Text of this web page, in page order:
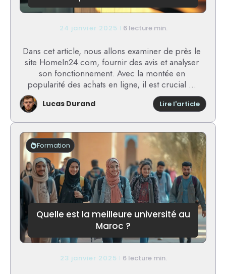
24 janvier 2025 6 lecture min.
Dans cet article, nous allons examiner de près le
site HomeIn24.com, fournir des avis et analyser
son fonctionnement. Avec la montée en
popularité des achats en ligne, il est crucial ...
Lucas Durand Lire l'article:
Avis
sur
:
une
pour
votre
achat
Quelle est la meilleure université au
Maroc ?
Formation
23 janvier 2025 6 lecture min.